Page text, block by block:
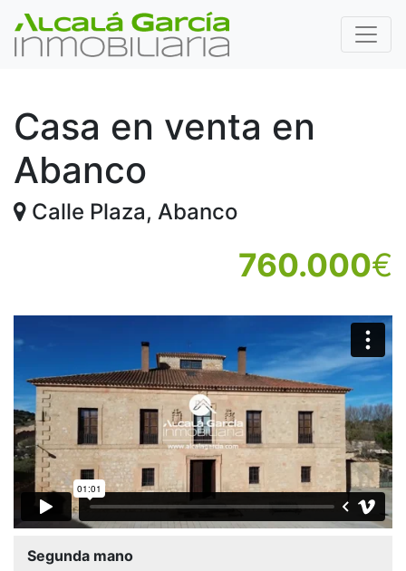
Casa en venta en
Abanco
Calle Plaza, Abanco
760.000€
Segunda mano